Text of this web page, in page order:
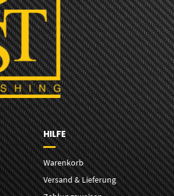
HILFE
Warenkorb
Versand & Lieferung